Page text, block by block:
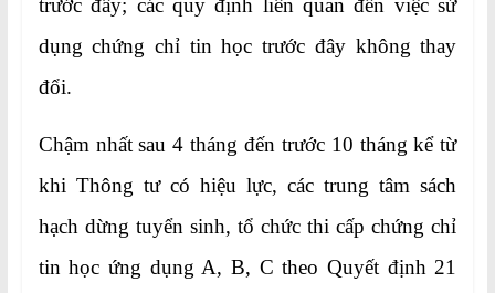
trước đây; các quy định liên quan đến việc sử
dụng chứng chỉ tin học trước đây không thay
đổi.
Chậm nhất sau 4 tháng đến trước 10 tháng kể từ
khi Thông tư có hiệu lực, các trung tâm sách
hạch dừng tuyển sinh, tổ chức thi cấp chứng chỉ
tin học ứng dụng A, B, C theo Quyết định 21